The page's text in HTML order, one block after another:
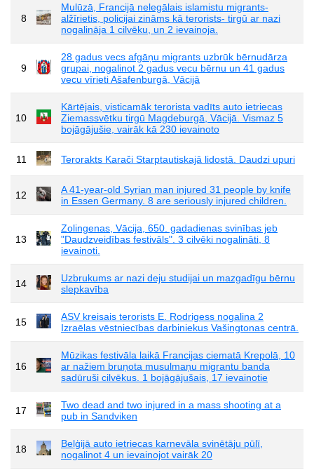
8
Mulūzā, Francijā nelegālais islamistu migrants-
alžīrietis, policijai zināms kā terorists- tirgū ar nazi
nogalināja 1 cilvēku, un 2 ievainoja.
9
28 gadus vecs afgāņu migrants uzbrūk bērnudārza
grupai, nogalinot 2 gadus vecu bērnu un 41 gadus
vecu vīrieti Ašafenburgā, Vācijā
10
Kārtējais, visticamāk terorista vadīts auto ietriecas
Ziemassvētku tirgū Magdeburgā, Vācijā. Vismaz 5
bojāgājušie, vairāk kā 230 ievainoto
11 Terorakts Karači Starptautiskajā lidostā. Daudzi upuri
12
A 41-year-old Syrian man injured 31 people by knife
in Essen Germany. 8 are seriously injured children.
13
Zolingenas, Vācija, 650. gadadienas svinības jeb
"Daudzveidības festivāls". 3 cilvēki nogalināti, 8
ievainoti.
14
Uzbrukums ar nazi deju studijai un mazgadīgu bērnu
slepkavība
15
ASV kreisais terorists E. Rodrigess nogalina 2
Izraēlas vēstniecības darbiniekus Vašingtonas centrā.
16
Mūzikas festivāla laikā Francijas ciematā Krepolā, 10
ar nažiem bruņota musulmaņu migrantu banda
sadūruši cilvēkus. 1 bojāgājušais, 17 ievainotie
17
Two dead and two injured in a mass shooting at a
pub in Sandviken
18
Beļģijā auto ietriecas karnevāla svinētāju pūlī,
nogalinot 4 un ievainojot vairāk 20